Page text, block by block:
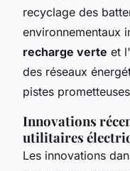
recyclage des
environnementaux
recharge verte et
des réseaux
pistes
Innovations
utilitaires
Les innovations